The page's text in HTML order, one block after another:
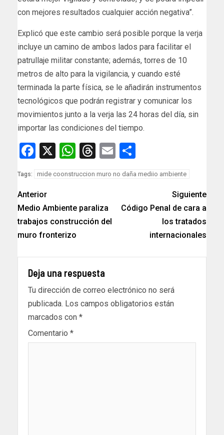
con mejores resultados cualquier acción negativa”.
Explicó que este cambio será posible porque la verja
incluye un camino de ambos lados para facilitar el
patrullaje militar constante; además, torres de 10
metros de alto para la vigilancia, y cuando esté
terminada la parte física, se le añadirán instrumentos
tecnológicos que podrán registrar y comunicar los
movimientos junto a la verja las 24 horas del día, sin
importar las condiciones del tiempo.
Facebook
X WhatsApp
Threads
Email
Tags: mide coonstruccion muro no daña mediio ambiente
Anterior
Medio Ambiente paraliza
trabajos construcción del
muro fronterizo
Siguiente
Código Penal de cara a
los tratados
internacionales
Deja una respuesta
Tu dirección de correo electrónico no será
publicada. Los campos obligatorios están
marcados con *
Comentario *